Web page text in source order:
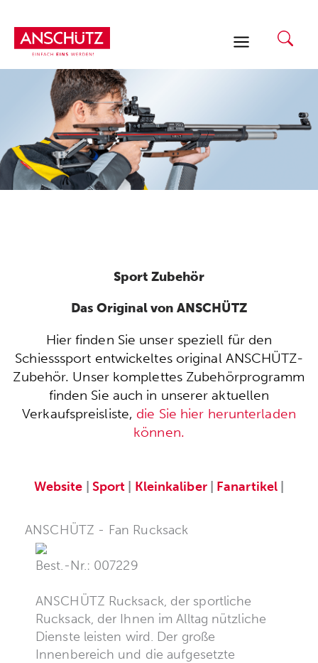
Inhalt
springen
Sport Zubehör
Das Original von ANSCHÜTZ
Hier finden Sie unser speziell für den
Schiesssport entwickeltes original ANSCHÜTZ-
Zubehör. Unser komplettes Zubehörprogramm
finden Sie auch in unserer aktuellen
Verkaufspreisliste, die Sie hier herunterladen
können.
Website Sport Kleinkaliber| Fanartikel
ANSCHÜTZ - Fan Rucksack
Best.-Nr.: 007229
ANSCHÜTZ Rucksack, der sportliche
Rucksack, der Ihnen im Alltag nützliche
Dienste leisten wird. Der große
Innenbereich und die aufgesetzte